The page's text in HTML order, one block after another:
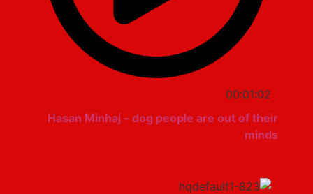
00:01:02
Hasan Minhaj – dog people are out of their